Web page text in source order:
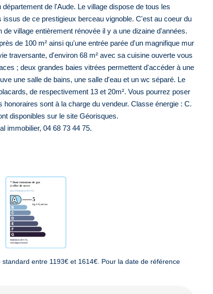
de l'Aude. Le village dispose de tous les
de ce prestigieux berceau vignoble. C'est au coeur du
village entièrement rénovée il y a une dizaine d'années.
de 100 m² ainsi qu'une entrée parée d'un magnifique mur
traversante, d'environ 68 m² avec sa cuisine ouverte vous
; deux grandes baies vitrées permettent d'accéder à une
une salle de bains, une salle d'eau et un wc séparé. Le
de respectivement 13 et 20m². Vous pourrez poser
sont à la charge du vendeur. Classe énergie : C.
disponibles sur le site Géorisques.
immobilier, 04 68 73 44 75.
entre 1193€ et 1614€. Pour la date de référence